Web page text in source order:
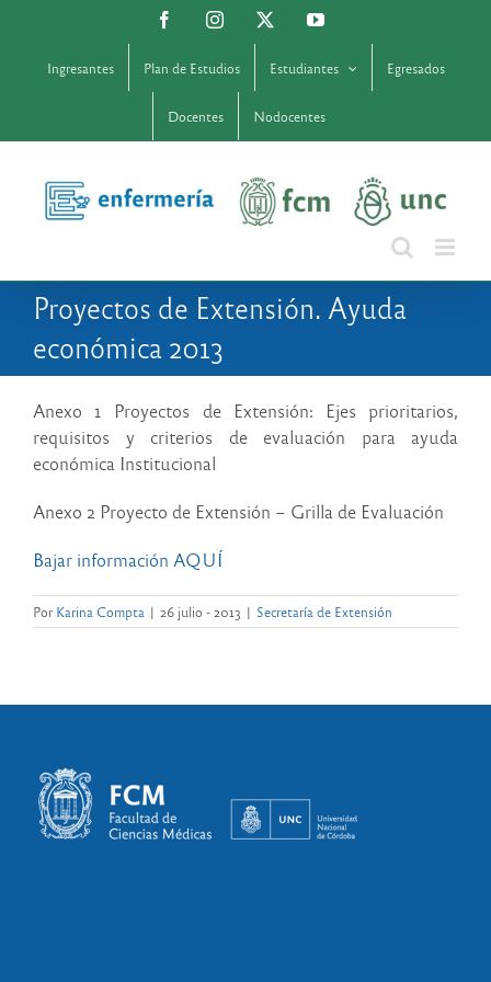
contenido
FacebookInstagram YouTube
Ingresantes Plan de Estudios Estudiantes Egresados
Docentes Nodocentes
Proyectos de Extensión. Ayuda
económica 2013
Anexo 1 Proyectos de Extensión: Ejes prioritarios,
requisitos y criterios de evaluación para ayuda
económica Institucional
Anexo 2 Proyecto de Extensión – Grilla de Evaluación
Bajar información AQUÍ
PorKarina Compta | 26 julio - 2013 | Secretaría de Extensión